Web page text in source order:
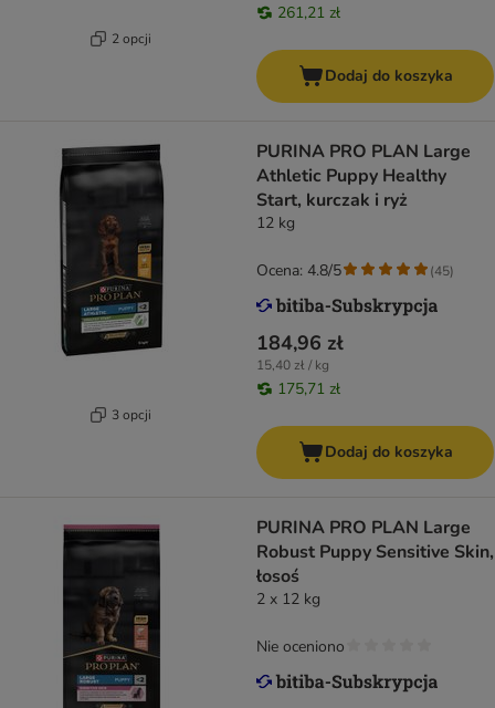
2 opcji
261,21 zł
Dodaj do koszyka
3 opcji
PURINA PRO PLAN Large
Athletic Puppy Healthy
Start, kurczak i ryż
12 kg
184,96 zł
15,40 zł / kg
175,71 zł
Ocena: 4.8/5 (45)
Dodaj do koszyka
PURINA PRO PLAN Large
Robust Puppy Sensitive Skin,
łosoś
2 x 12 kg
Nie oceniono